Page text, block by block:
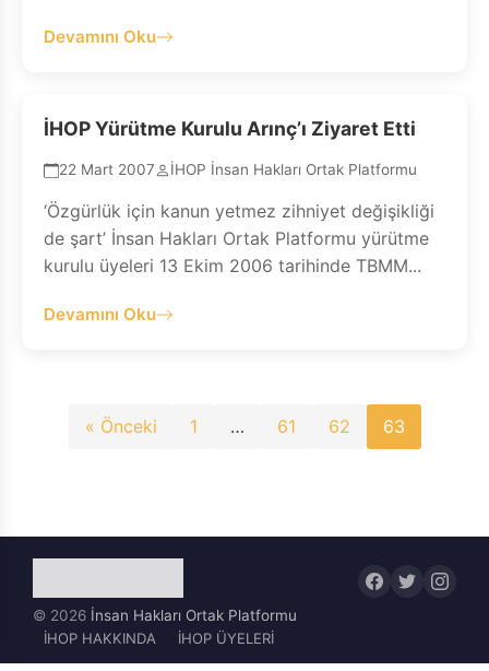
Devamını Oku
İHOP Yürütme Kurulu Arınç’ı Ziyaret Etti
22 Mart 2007 İHOP İnsan Hakları Ortak Platformu
‘Özgürlük için kanun yetmez zihniyet değişikliği
de şart’ İnsan Hakları Ortak Platformu yürütme
kurulu üyeleri 13 Ekim 2006 tarihinde TBMM...
Devamını Oku
Yazı
« Önceki 1 … 61 62 63
© 2026 İnsan Hakları Ortak Platformu
İHOP HAKKINDA
İHOP ÜYELERİ